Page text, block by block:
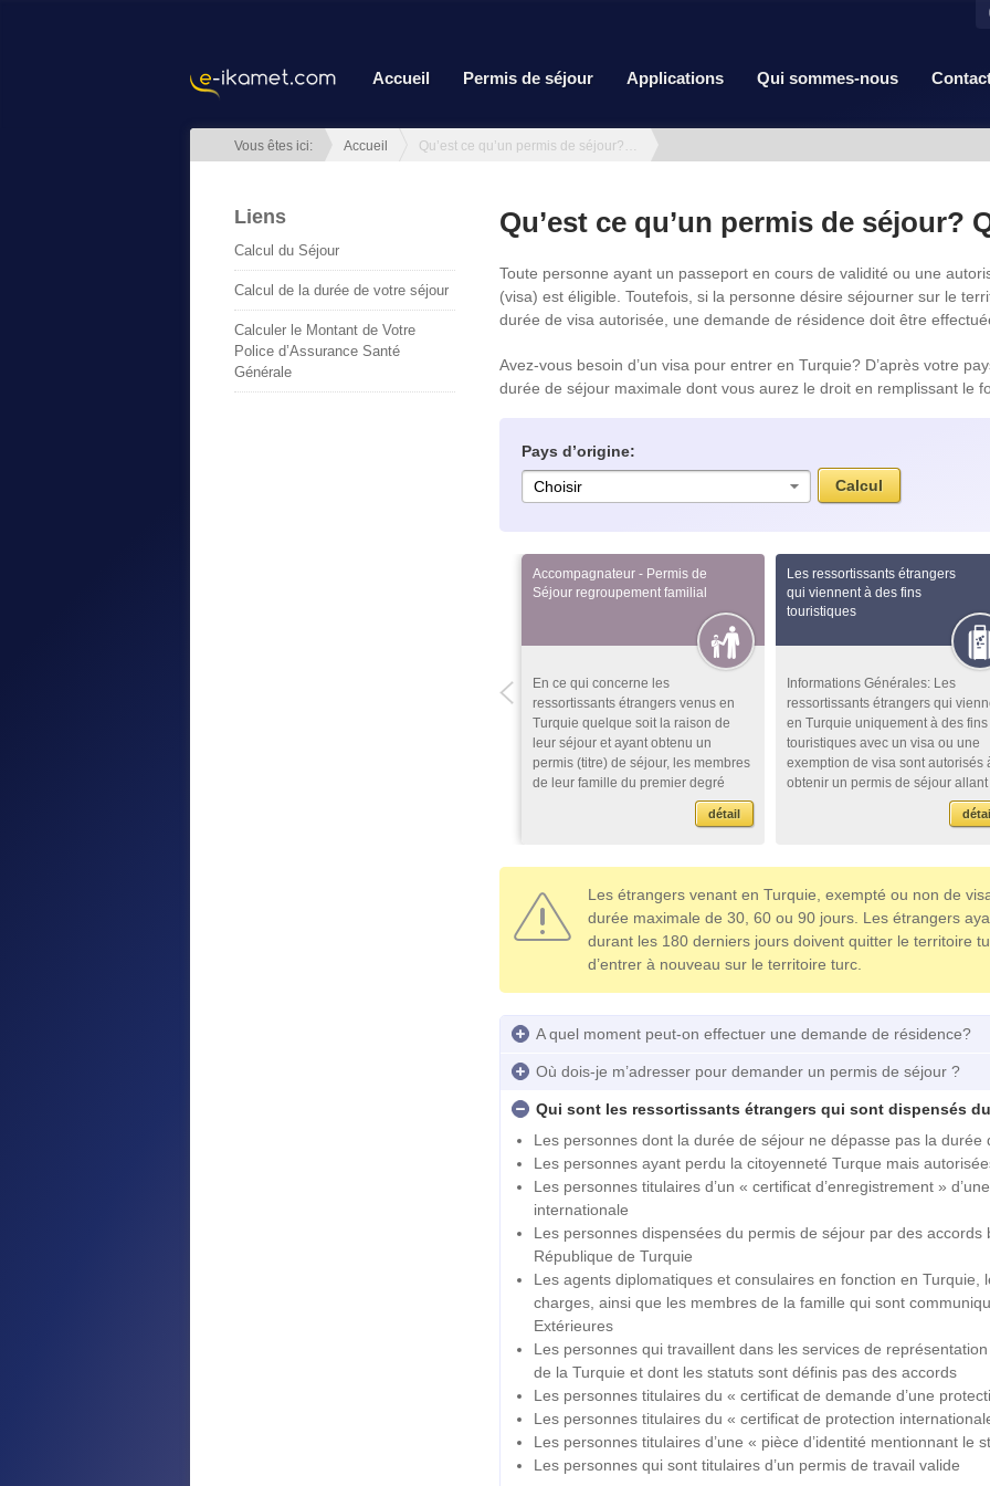
Accueil Permis de séjour Applications Qui sommes-nous
Vous êtes ici: Accueil Qu’est ce qu’un permis de séjour? Qui est éligible ?
Qu’est ce qu’un permis de séjour?
Toute personne ayant un passeport en cours de validité ou une
(visa) est éligible. Toutefois, si la personne désire séjourner sur le
durée de visa autorisée, une demande de résidence doit être
Avez-vous besoin d’un visa pour entrer en Turquie? D’après votre
durée de séjour maximale dont vous aurez le droit en remplissant le
Pays d’origine:
Choisir
Accompagnateur - Permis de
Séjour regroupement familial
En ce qui concerne les
ressortissants étrangers venus en
Turquie quelque soit la raison de
leur séjour et ayant obtenu un
permis (titre) de séjour, les membres
de leur famille du premier degré
détail
Les ressortissants étrangers
qui viennent à des fins
touristiques
Informations Générales: Les
ressortissants étrangers qui
en Turquie uniquement à des fins
touristiques avec un visa ou une
exemption de visa sont autorisés
obtenir un permis de séjour allant
Les étrangers venant en Turquie, exempté ou non de
durée maximale de 30, 60 ou 90 jours. Les étrangers
durant les 180 derniers jours doivent quitter le territoire
d’entrer à nouveau sur le territoire turc.
A quel moment peut-on effectuer une demande de résidence?
Où dois-je m’adresser pour demander un permis de séjour ?
Qui sont les ressortissants étrangers qui sont dispensés
Les personnes dont la durée de séjour ne dépasse pas la durée
Les personnes ayant perdu la citoyenneté Turque mais
Les personnes titulaires d’un « certificat d’enregistrement »
internationale
Les personnes dispensées du permis de séjour par des
République de Turquie
Les agents diplomatiques et consulaires en fonction en Turquie,
charges, ainsi que les membres de la famille qui sont
Extérieures
Les personnes qui travaillent dans les services de
de la Turquie et dont les statuts sont définis pas des accords
Les personnes titulaires du « certificat de demande d’une
Les personnes titulaires du « certificat de protection
Les personnes titulaires d’une « pièce d’identité mentionnant le
Les personnes qui sont titulaires d’un permis de travail valide
Liens
Calcul du Séjour
Calcul de la durée de votre séjour
Calculer le Montant de Votre
Police d’Assurance Santé
Générale